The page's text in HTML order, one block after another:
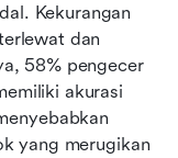
Kekurangan
dan
58% pengecer
akurasi
yang merugikan